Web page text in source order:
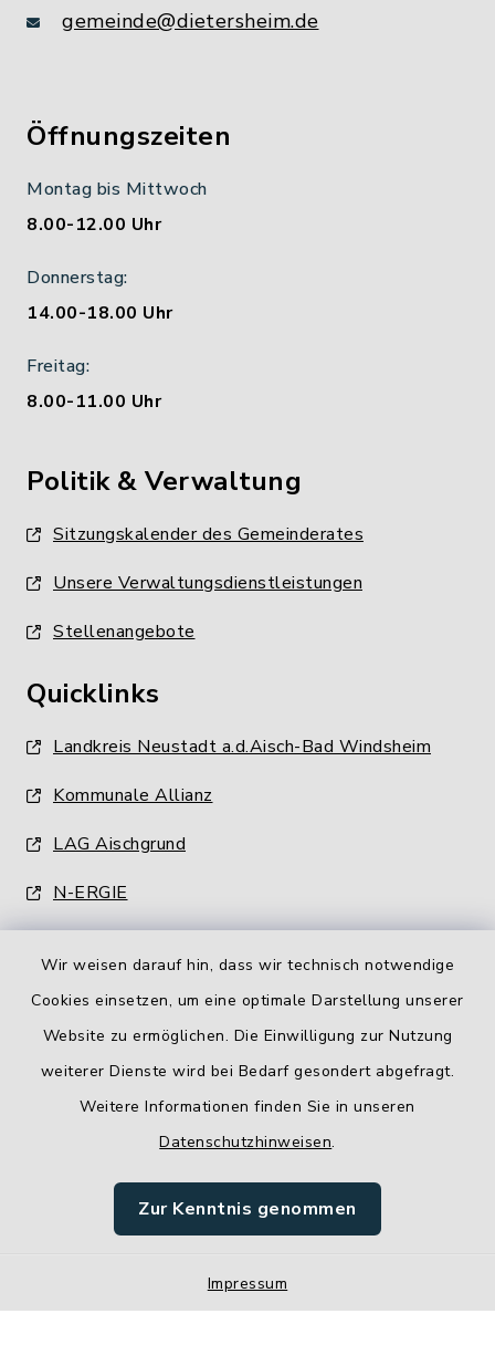
Wir weisen darauf hin, dass wir technisch notwendige
Cookies einsetzen, um eine optimale Darstellung unserer
Website zu ermöglichen. Die Einwilligung zur Nutzung
weiterer Dienste wird bei Bedarf gesondert abgefragt.
Weitere Informationen finden Sie in unseren
Datenschutzhinweisen.
Zur Kenntnis genommen
Impressum
gemeinde@dietersheim.de
Öffnungszeiten
Montag bis Mittwoch
8.00-12.00 Uhr
Donnerstag:
14.00-18.00 Uhr
Freitag:
8.00-11.00 Uhr
Politik & Verwaltung
Sitzungskalender des Gemeinderates
Unsere Verwaltungsdienstleistungen
Stellenangebote
Quicklinks
Landkreis Neustadt a.d.Aisch-Bad Windsheim
Kommunale Allianz
LAG Aischgrund
N-ERGIE
Barrierefreiheit
Impressum
Sitemap